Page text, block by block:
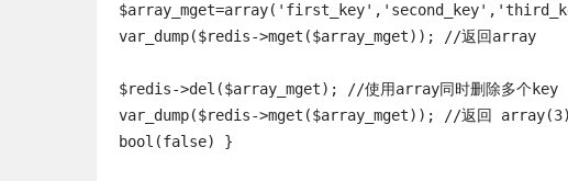
var_dump($redis->mget($array_mget)); //返回array
$redis->del($array_mget); //使用array同时删除多个key
var_dump($redis->mget($array_mget)); //返回
bool(false) }